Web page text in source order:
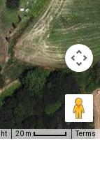
20 m Terms